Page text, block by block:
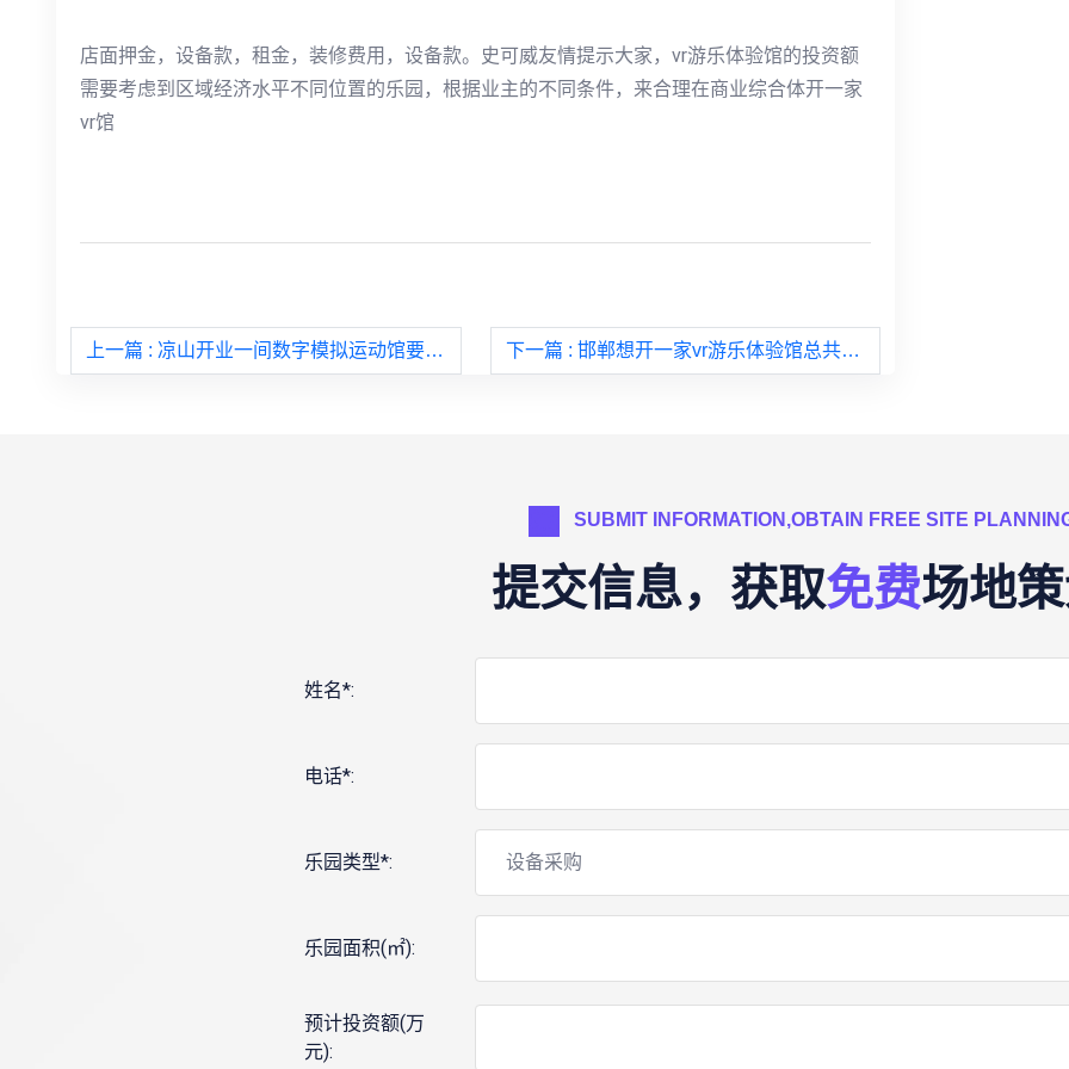
店面押金，设备款，租金，装修费用，设备款。史可威友情提示大家，vr游乐体验馆的投资额
需要考虑到区域经济水平不同位置的乐园，根据业主的不同条件，来合理在商业综合体开一家
vr馆
上一篇 : 凉山开业一间数字模拟运动馆要投多少本钱 下一篇 : 邯郸想开一家vr游乐体验馆总共要投资数目多少本钱
SUBMIT INFORMATION,OBTAIN FREE SITE
提交信息，获取免费场地
姓名*:
电话*:
乐园类型*:
乐园面积(㎡):
预计投资额(万
元):